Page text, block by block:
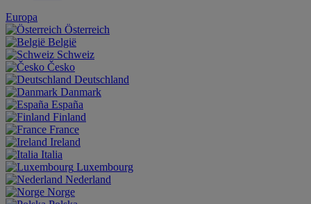
Europa
Österreich
België
Schweiz
Česko
Deutschland
Danmark
España
Finland
France
Ireland
Italia
Luxembourg
Nederland
Norge